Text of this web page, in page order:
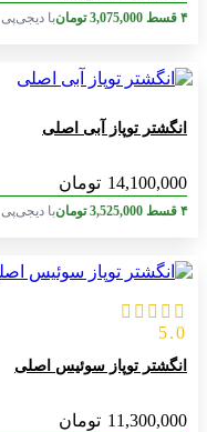
۴ قسط 3,075,000 تومانبا دیجی‌پی
انگشتر توپاز آبی اصلی
14,100,000 تومان
۴ قسط 3,525,000 تومانبا دیجی‌پی
5.0
انگشتر توپاز سوئیس اصلی
11,300,000 تومان